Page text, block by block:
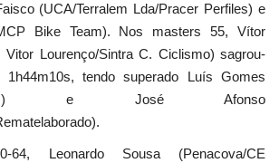
(UCA/Terralem Lda/Pracer Perfiles) e
Bike Team). Nos masters 55, Vítor
Vitor Lourenço/Sintra C. Ciclismo) sagrou-
tendo superado Luís Gomes
CRG) e José Afonso
64, Leonardo Sousa (Penacova/CE